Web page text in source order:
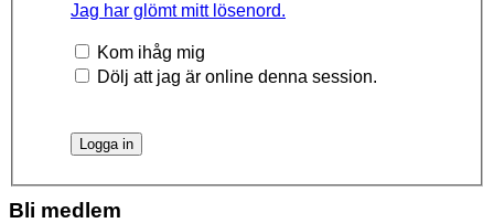
Jag har glömt mitt lösenord.
Kom ihåg mig
Dölj att jag är online denna session.
Bli medlem